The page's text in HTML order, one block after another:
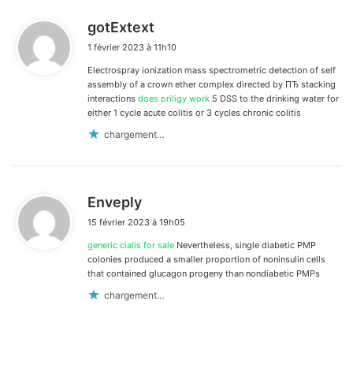
gotExtext
t
:
1 février 2023 à 11h10
Electrospray ionization mass spectrometric detection of self
assembly of a crown ether complex directed by ПЂ stacking
interactions does priligy work 5 DSS to the drinking water for
either 1 cycle acute colitis or 3 cycles chronic colitis
chargement…
Enveply
t
:
15 février 2023 à 19h05
generic cialis for sale Nevertheless, single diabetic PMP
colonies produced a smaller proportion of noninsulin cells
that contained glucagon progeny than nondiabetic PMPs
chargement…